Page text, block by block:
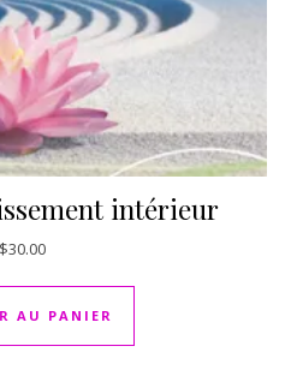
intérieur
$30.00
AU PANIER